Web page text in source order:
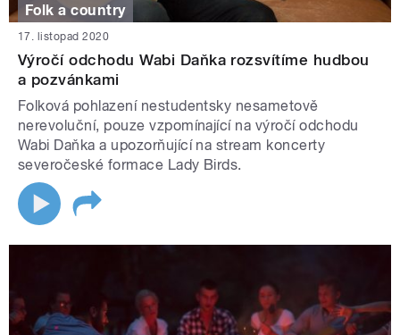
Folk a country
17. listopad 2020
Výročí odchodu Wabi Daňka rozsvítíme hudbou
a pozvánkami
Folková pohlazení nestudentsky nesametově
nerevoluční, pouze vzpomínající na výročí odchodu
Wabi Daňka a upozorňující na stream koncerty
severočeské formace Lady Birds.